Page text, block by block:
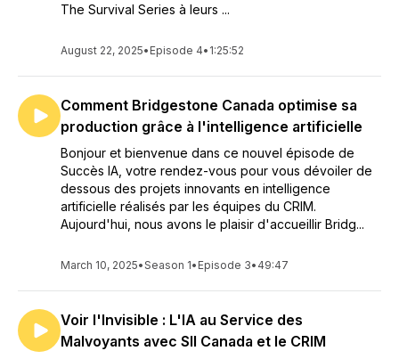
The Survival Series à leurs ...
August 22, 2025• Episode 4• 1:25:52
Comment Bridgestone Canada optimise sa
production grâce à l'intelligence artificielle
Bonjour et bienvenue dans ce nouvel épisode de
Succès IA, votre rendez-vous pour vous dévoiler de
dessous des projets innovants en intelligence
artificielle réalisés par les équipes du CRIM.
Aujourd'hui, nous avons le plaisir d'accueillir Bridg...
March 10, 2025•Season 1• Episode 3• 49:47
Voir l'Invisible : L'IA au Service des
Malvoyants avec SII Canada et le CRIM